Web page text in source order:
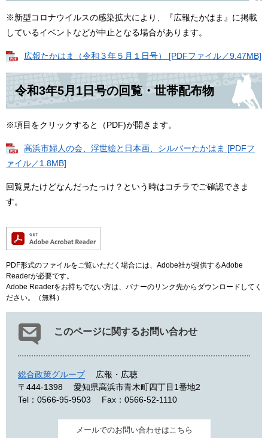
※新型コロナウイルスの感染拡大により、『広報たかはま』に掲載
しているイベントなどが中止となる場合があります。
広報たかはま（令和３年５月１日号） [PDFファイル／9.47MB]
令和3年5月1日号の回覧・世帯配布物
※項目をクリックすると（PDF)が開きます。
高浜市婦人の会、浮世絵と日本画、シルバーたかはま [PDFフ
ァイル／1.8MB]
回覧見たけどなんだったっけ？という時はコチラでご確認できま
す。
PDF形式のファイルをご覧いただく場合には、Adobe社が提供するAdobe
Readerが必要です。
Adobe Readerをお持ちでない方は、バナーのリンク先からダウンロードしてく
ださい。（無料）
このページに関するお問い合わせ
総合政策グループ
広報・広聴
〒444-1398
愛知県高浜市青木町四丁目1番地2
Tel：0566-95-9503
Fax：0566-52-1110
メールでのお問い合わせはこちら